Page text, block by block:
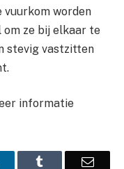
vuurkom worden
ze bij elkaar te
stevig vastzitten
informatie
Email